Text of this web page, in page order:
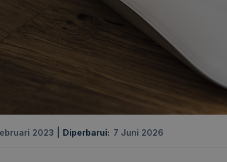
2023 Diperbarui: 7 Juni 2026